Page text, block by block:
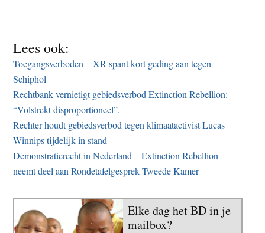
Lees ook:
Toegangsverboden – XR spant kort geding aan tegen
Schiphol
Rechtbank vernietigt gebiedsverbod Extinction Rebellion:
“Volstrekt disproportioneel”.
Rechter houdt gebiedsverbod tegen klimaatactivist Lucas
Winnips tijdelijk in stand
Demonstratierecht in Nederland – Extinction Rebellion
neemt deel aan Rondetafelgesprek Tweede Kamer
Elke dag het BD in je
mailbox?